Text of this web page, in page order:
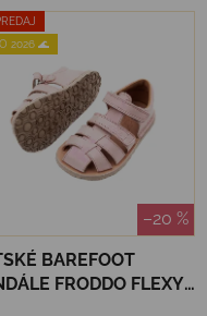
2026 🌊
–20 %
BAREFOOT
FRODDO FLEXY